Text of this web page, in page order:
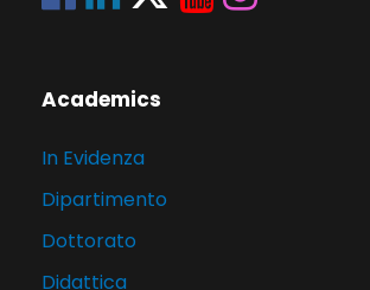
Academics
In Evidenza
Dipartimento
Dottorato
Didattica